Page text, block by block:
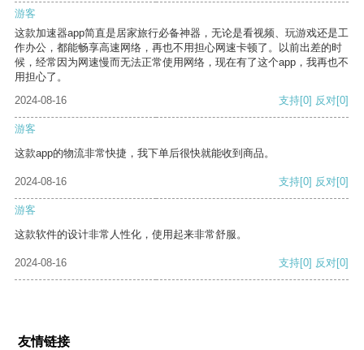
游客
这款加速器app简直是居家旅行必备神器，无论是看视频、玩游戏还是工
作办公，都能畅享高速网络，再也不用担心网速卡顿了。以前出差的时
候，经常因为网速慢而无法正常使用网络，现在有了这个app，我再也不
用担心了。
2024-08-16
支持[0] 反对[0]
游客
这款app的物流非常快捷，我下单后很快就能收到商品。
2024-08-16 支持[0] 反对[0]
游客
这款软件的设计非常人性化，使用起来非常舒服。
2024-08-16 支持[0] 反对[0]
友情链接